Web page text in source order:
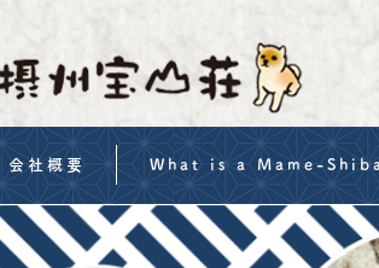
会社概要
特定商取引法の表示
What is a Mame-
Shiba Inu Training